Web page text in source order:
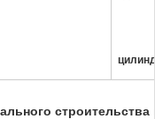
строительства